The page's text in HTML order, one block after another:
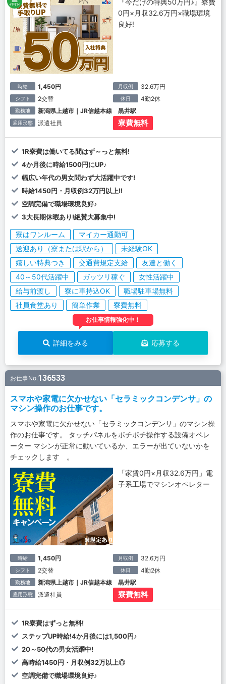
『今だけの特典50万円♪』寮費
0円×月収32.6万円×職場環境
良好!
時給 1,450円 月収例 32.6万円
シフト 2交替 休日 4勤2休
勤務地 新潟県上越市｜JR信越本線 黒井駅
雇用形態 派遣社員 寮費無料
1R寮費は働いてる間はず～っと無料!
4か月後に時給1500円にUP♪
幅広い年代の男女問わず大活躍中です!
時給1450円・月収例32万円以上!!
空調完備で職場環境良好♪
3大長期休暇あり!絶賛大募集中!
寮はワンルーム
マイカー通勤可
送迎あり（寮または駅から）
未経験OK
嬉しい特典つき
交通費規定支給
友達と働く
40～50代活躍中
ガッツリ稼ぐ
女性活躍中
給与前渡し
寮に車持込OK
職場駐車場無料
社員食堂あり
簡単作業 寮費無料
お仕事情報強化中！
詳細をみる 応募する
お仕事No.136533
スマホや家電に欠かせない「セラミックコンデンサ」の
マシン操作のお仕事です。
スマホや家電に欠かせない「セラミックコンデンサ」のマシン操
作のお仕事です。 タッチパネルをポチポチ操作する設備オペレ
ーター マシンが正常に動いているか、エラーが出ていないかを
チェックします 。
「家賃0円×月収32.6万円」電
子系工場でマシンオペレター
時給 1,450円 月収例 32.6万円
シフト 2交替 休日 4勤2休
勤務地 新潟県上越市｜JR信越本線 黒井駅
雇用形態 派遣社員 寮費無料
1R寮費はずっと無料!
ステップUP時給!4か月後には1,500円♪
20～50代の男女活躍中!
高時給1450円・月収例32万以上◎
空調完備で職場環境良好♪